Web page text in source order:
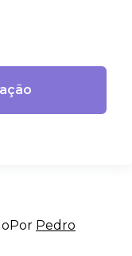
Por Pedro